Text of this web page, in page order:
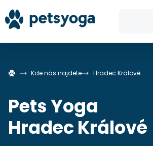
Kde nás najdete Hradec Králové
Pets Yoga
Hradec Králové